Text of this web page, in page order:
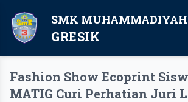
SMK
GRESIK
Fashion Show Ecoprint
MATIG Curi Perhatian Juri